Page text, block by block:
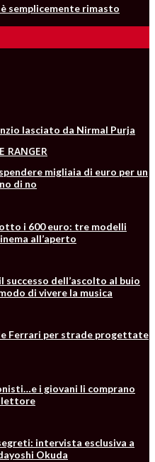
semplicemente rimasto
lasciato da Nirmal Purja
migliaia di euro per un
di no
i 600 euro: tre modelli
all’aperto
successo dell’ascolto al buio
di vivere la musica
Ferrari per strade progettate
i giovani li comprano
lettore
intervista esclusiva a
Okuda